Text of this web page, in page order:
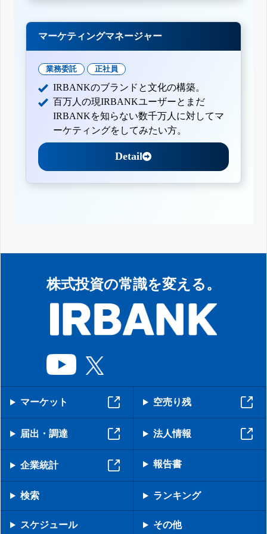
マーケティングマネージャー
業務委託 正社員
IRBANKのブランドと文化の構築。
百万人の現IRBANKユーザーとまだ
IRBANKを知らない数千万人に対してマ
ーケティングをしてみたい方。
Detail
株式投資の常識を変える。
マーケット 空売り残
届出・調達 法人情報
企業統計 報告書
検索 ランキング
スケジュール その他